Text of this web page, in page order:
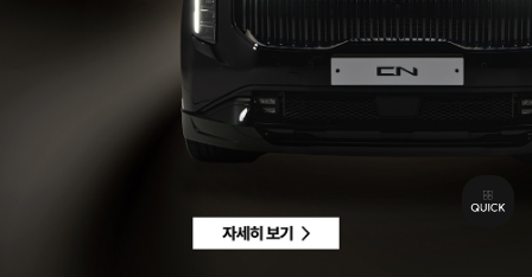
차량구매상담 | 평일 09:00 ~ 18:00 / 주말 및 공휴일 10:00 ~ 18:00
AS 및 기타상담 | 평일 09:00 ~ 18:00 / 주말 및 공휴일 휴무
이메일수집정보